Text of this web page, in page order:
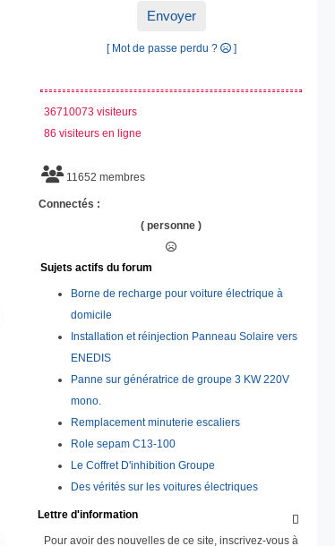
Envoyer
[ Mot de passe perdu ? ]
36710073 visiteurs
86 visiteurs en ligne
11652 membres
Connectés :
( personne )
Sujets actifs du forum
Borne de recharge pour voiture électrique à
domicile
Installation et réinjection Panneau Solaire vers
ENEDIS
Panne sur génératrice de groupe 3 KW 220V
mono.
Remplacement minuterie escaliers
Role sepam C13-100
Le Coffret D'inhibition Groupe
Des vérités sur les voitures électriques

Lettre d'information
Pour avoir des nouvelles de ce site, inscrivez-vous à